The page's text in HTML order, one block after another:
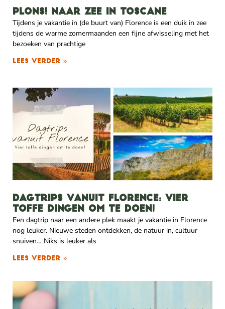
Plons! Naar zee in Toscane
Tijdens je vakantie in (de buurt van) Florence is een duik in zee
tijdens de warme zomermaanden een fijne afwisseling met het
bezoeken van prachtige
Lees verder »
Dagtrips vanuit Florence: vier
toffe dingen om te doen!
Een dagtrip naar een andere plek maakt je vakantie in Florence
nog leuker. Nieuwe steden ontdekken, de natuur in, cultuur
snuiven… Niks is leuker als
Lees verder »